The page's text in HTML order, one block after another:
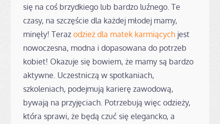
się na coś brzydkiego lub bardzo luźnego. Te
czasy, na szczęście dla każdej młodej mamy,
minęły! Terazodzież dla matek karmiących jest
nowoczesna, modna i dopasowana do potrzeb
kobiet! Okazuje się bowiem, że mamy są bardzo
aktywne. Uczestniczą w spotkaniach,
szkoleniach, podejmują karierę zawodową,
bywają na przyjęciach. Potrzebują więc odzieży,
która sprawi, że będą czuć się elegancko, a